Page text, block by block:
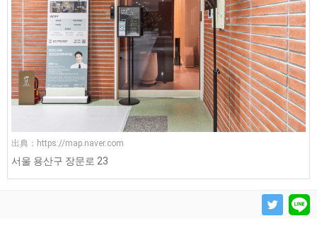
出典： https://map.naver.com
서울 용산구 장문로 23